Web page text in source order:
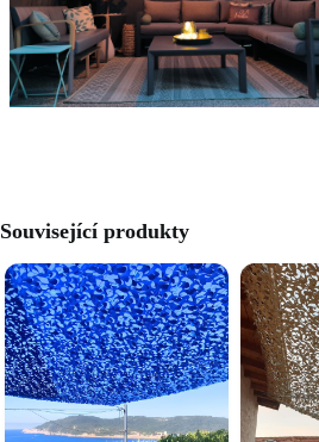
Související produkty